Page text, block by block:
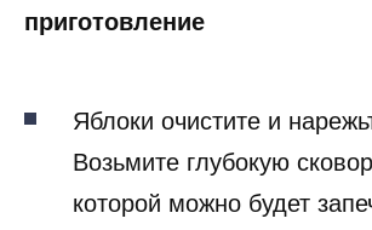
приготовление
Яблоки очистите и
Возьмите глубокую
которой можно будет